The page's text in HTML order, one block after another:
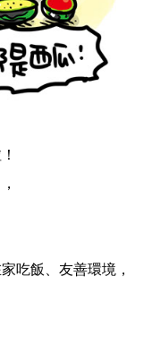
！
，
吃飯、友善環境，